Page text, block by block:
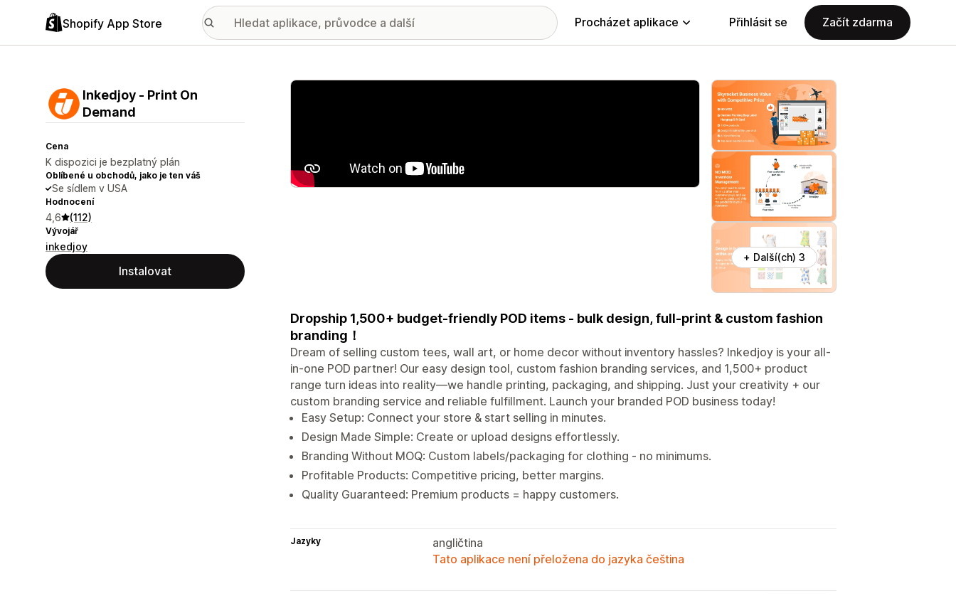
Shopify App Store Procházet aplikace Přihlásit se Začít zdarma
Inkedjoy ‑ Print On
Demand
Cena
K dispozici je bezplatný plán
Oblíbené u obchodů, jako je ten váš
Se sídlem v USA
Hodnocení
4,6 (112)
Vývojář
inkedjoy
Instalovat
Galerie propagovaných obrázků
+ Další(ch) 3
Dropship 1,500+ budget-friendly POD items - bulk design, full-print & custom fashion
branding！
Dream of selling custom tees, wall art, or home decor without inventory hassles? Inkedjoy is your all-
in-one POD partner! Our easy design tool, custom fashion branding services, and 1,500+ product
range turn ideas into reality—we handle printing, packaging, and shipping. Just your creativity + our
custom branding service and reliable fulfillment. Launch your branded POD business today!
Easy Setup: Connect your store & start selling in minutes.
Design Made Simple: Create or upload designs effortlessly.
Branding Without MOQ: Custom labels/packaging for clothing - no minimums.
Profitable Products: Competitive pricing, better margins.
Quality Guaranteed: Premium products = happy customers.
Jazyky
angličtina
Tato aplikace není přeložena do jazyka čeština